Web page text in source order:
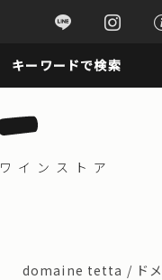
キーワードで検索
ワインストア
domaine tetta / ドメ